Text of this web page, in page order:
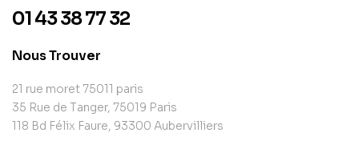
01 43 38 77 32
Nous Trouver
21 rue moret 75011 paris
35 Rue de Tanger, 75019 Paris
118 Bd Félix Faure, 93300 Aubervilliers